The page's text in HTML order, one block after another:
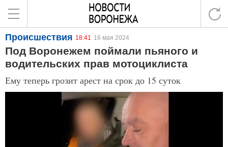
Происшествия 18:41 16 мая 2024
Под Воронежем поймали пьяного и
водительских прав мотоциклиста
Ему теперь грозит арест на срок до 15 суток